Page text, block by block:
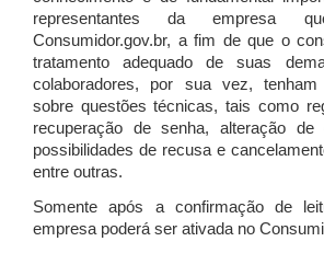
representantes da empresa
Consumidor.gov.br, a fim de que o
tratamento adequado de suas
colaboradores, por sua vez, tenham
sobre questões técnicas, tais como
recuperação de senha, alteração de
possibilidades de recusa e
entre outras.
Somente após a confirmação de
empresa poderá ser ativada no